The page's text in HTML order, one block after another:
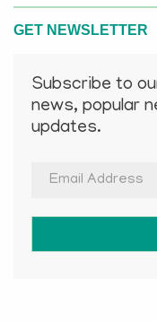
GET NEWSLETTER
Subscribe to
news, popular
updates.